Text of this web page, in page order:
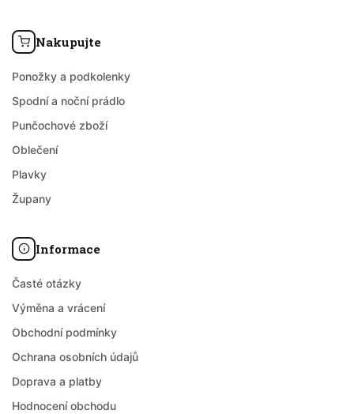
Nakupujte
Ponožky a podkolenky
Spodní a noční prádlo
Punčochové zboží
Oblečení
Plavky
Župany
Informace
Časté otázky
Výměna a vrácení
Obchodní podmínky
Ochrana osobních údajů
Doprava a platby
Hodnocení obchodu